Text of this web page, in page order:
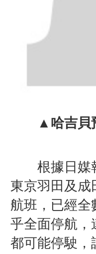
▲哈吉貝
根據日媒
東京羽田及成
航班，已經全
乎全面停航，
都可能停駛，